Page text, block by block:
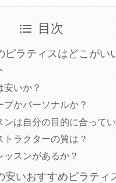
目次
ピラティスはどこがい
安いか？
プかパーソナルか？
ンは自分の目的に合って
トラクターの質は？
ッスンがあるか？
安いおすすめピラティ